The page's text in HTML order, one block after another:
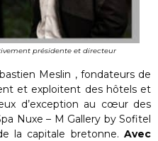
présidente et directeur
Meslin , fondateurs de
et exploitent des hôtels et
d’exception au cœur des
Nuxe – M Gallery by Sofitel
la capitale bretonne. Avec